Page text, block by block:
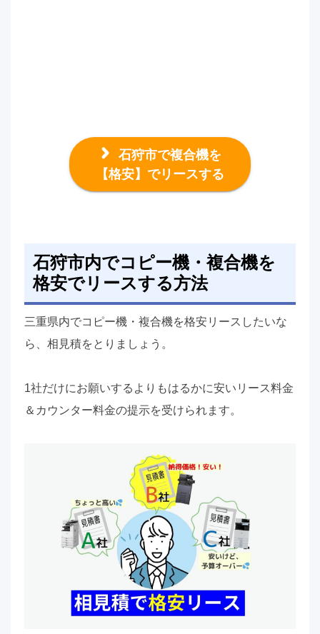
石狩市で複合機を
【格安】でリースする
石狩市内でコピー機・複合機を
格安でリースする方法
三重県内でコピー機・複合機を格安リースしたいな
ら、相見積をとりましょう。
1社だけにお願いするよりもはるかに安いリース料金
＆カウンター料金の提示を受けられます。